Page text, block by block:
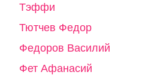
Тэффи
Тютчев Федор
Федоров Василий
Фет Афанасий